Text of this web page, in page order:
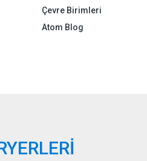
Çevre Birimleri
Atom Blog